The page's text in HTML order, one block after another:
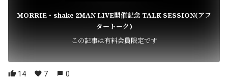
MORRIE・shake 2MAN LIVE開催記念 TALK SESSION(アフ
タートーク)
この記事は有料会員限定です
14 7 0